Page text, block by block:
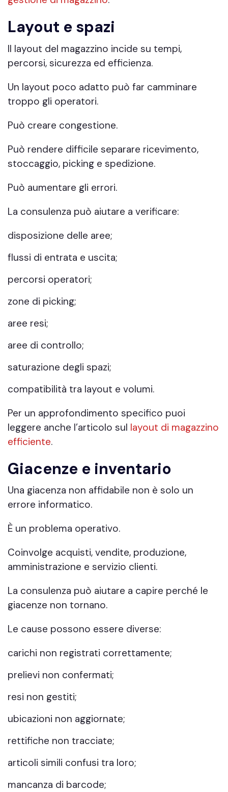
Layout e spazi
Il layout del magazzino incide su tempi,
percorsi, sicurezza ed efficienza.
Un layout poco adatto può far camminare
troppo gli operatori.
Può creare congestione.
Può rendere difficile separare ricevimento,
stoccaggio, picking e spedizione.
Può aumentare gli errori.
La consulenza può aiutare a verificare:
disposizione delle aree;
flussi di entrata e uscita;
percorsi operatori;
zone di picking;
aree resi;
aree di controllo;
saturazione degli spazi;
compatibilità tra layout e volumi.
Per un approfondimento specifico puoi
leggere anche l’articolo sul layout di magazzino
efficiente.
Giacenze e inventario
Una giacenza non affidabile non è solo un
errore informatico.
È un problema operativo.
Coinvolge acquisti, vendite, produzione,
amministrazione e servizio clienti.
La consulenza può aiutare a capire perché le
giacenze non tornano.
Le cause possono essere diverse:
carichi non registrati correttamente;
prelievi non confermati;
resi non gestiti;
ubicazioni non aggiornate;
rettifiche non tracciate;
articoli simili confusi tra loro;
mancanza di barcode;